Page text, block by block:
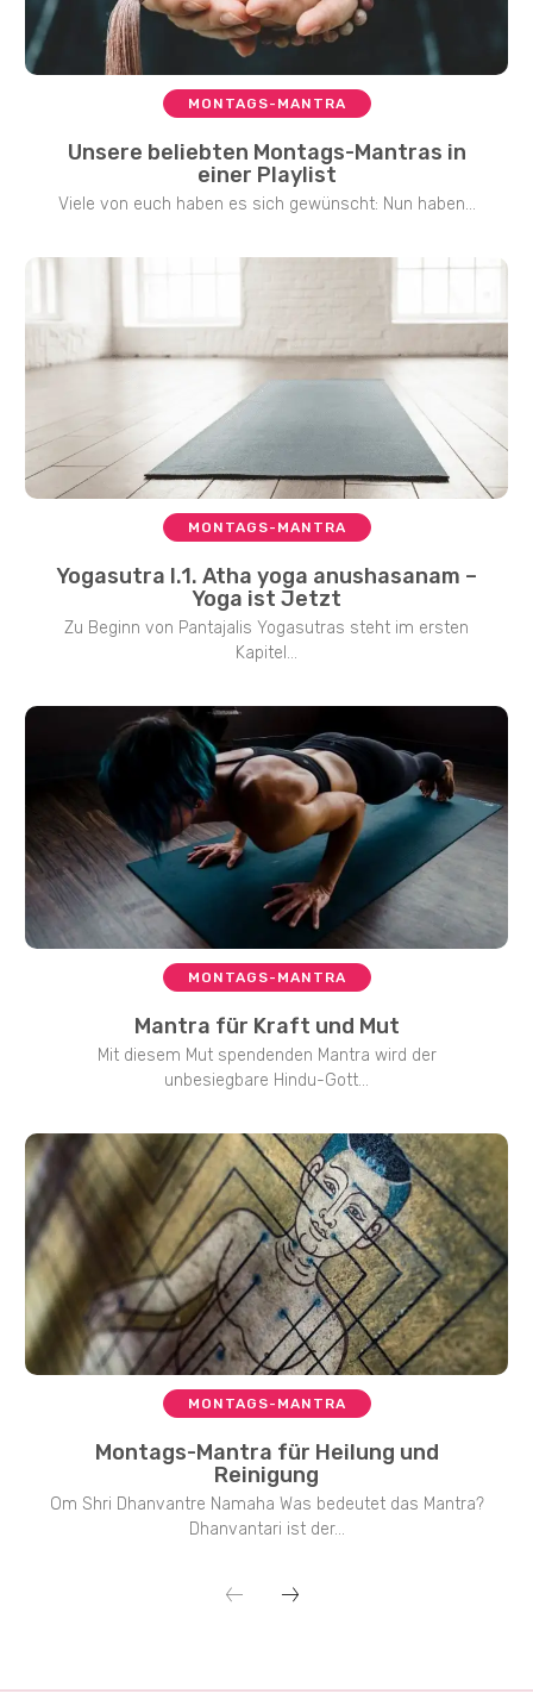
MONTAGS-MANTRA
Unsere beliebten Montags-Mantras in
einer Playlist
Viele von euch haben es sich gewünscht: Nun haben...
MONTAGS-MANTRA
Yogasutra I.1. Atha yoga anushasanam –
Yoga ist Jetzt
Zu Beginn von Pantajalis Yogasutras steht im ersten
Kapitel...
MONTAGS-MANTRA
Mantra für Kraft und Mut
Mit diesem Mut spendenden Mantra wird der
unbesiegbare Hindu-Gott...
MONTAGS-MANTRA
Montags-Mantra für Heilung und
Reinigung
Om Shri Dhanvantre Namaha Was bedeutet das Mantra?
Dhanvantari ist der...